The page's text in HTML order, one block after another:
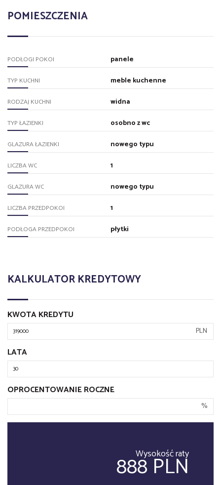
POMIESZCZENIA
PODŁOGI POKOI panele
TYP KUCHNI meble kuchenne
RODZAJ KUCHNI widna
TYP ŁAZIENKI osobno z wc
GLAZURA ŁAZIENKI nowego typu
LICZBA WC 1
GLAZURA WC nowego typu
LICZBA PRZEDPOKOI 1
PODŁOGA PRZEDPOKOI płytki
KALKULATOR KREDYTOWY
KWOTA KREDYTU
PLN
LATA
OPROCENTOWANIE ROCZNE
%
Wysokość raty
888 PLN